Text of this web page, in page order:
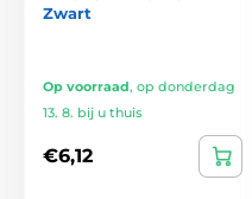
Zwart
Op voorraad, op donderdag
13. 8. bij u thuis
€6,12